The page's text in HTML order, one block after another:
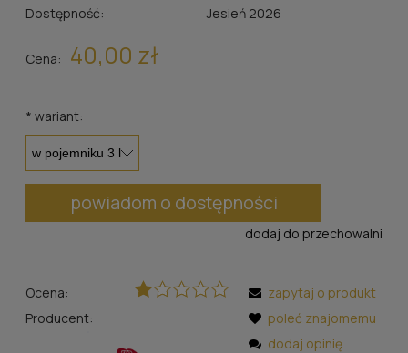
Dostępność: Jesień 2026
Cena: 40,00 zł
* wariant:
powiadom o dostępności
dodaj do przechowalni
Ocena:
Producent:
zapytaj o produkt
poleć znajomemu
dodaj opinię